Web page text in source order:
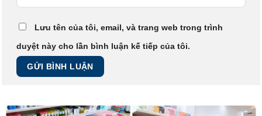
Lưu tên của tôi, email, và trang web trong trình
duyệt này cho lần bình luận kế tiếp của tôi.